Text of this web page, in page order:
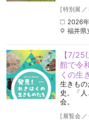
[特別展 ／
2026
福井県
【7/
館で令
くの生
生きも
史。「
会。
[ 展覧会 ／